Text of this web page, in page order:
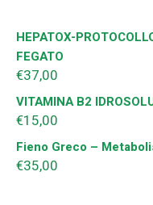
HEPATOX-
FEGATO
€37,00
VITAMINA B2
€15,00
Fieno Greco –
€35,00